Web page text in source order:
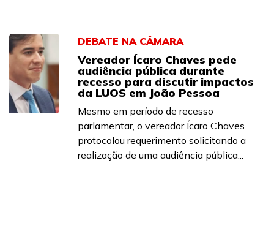
DEBATE NA CÂMARA
Vereador Ícaro Chaves pede
audiência pública durante
recesso para discutir impactos
da LUOS em João Pessoa
Mesmo em período de recesso
parlamentar, o vereador Ícaro Chaves
protocolou requerimento solicitando a
realização de uma audiência pública...